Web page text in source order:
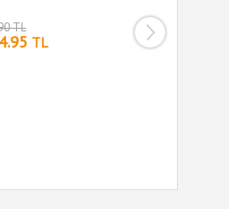
TL
TL